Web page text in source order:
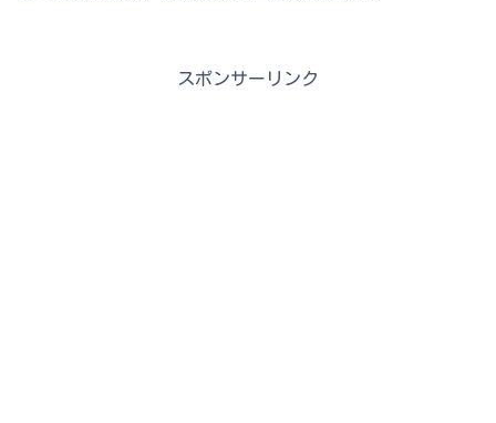
スポンサーリンク